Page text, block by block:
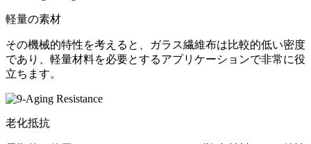
軽量の素材
その機械的特性を考えると、ガラス繊維布は比較的低い密度
であり、軽量材料を必要とするアプリケーションで非常に役
立ちます。
老化抵抗